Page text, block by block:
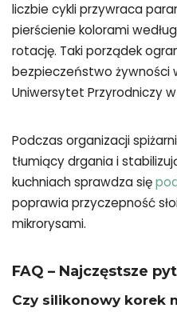
liczbie cykli przywraca
pierścienie kolorami
rotację. Taki porządek
bezpieczeństwo żywności
Uniwersytet Przyrodniczy w
Podczas organizacji
tłumiący drgania i
kuchniach sprawdza się
poprawia przyczepność
mikrorysami.
FAQ – Najczęstsze
Czy silikonowy korek